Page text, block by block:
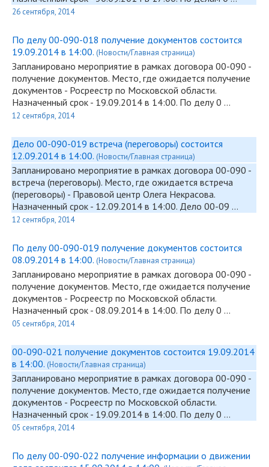
26 сентября, 2014
По делу 00-090-018 получение документов состоится
19.09.2014 в 14:00. (Новости/Главная страница)
Запланировано мероприятие в рамках договора 00-090 -
получение документов. Место, где ожидается получение
документов - Росреестр по Московской области.
Назначенный срок - 19.09.2014 в 14:00. По делу 0 …
12 сентября, 2014
Дело 00-090-019 встреча (переговоры) состоится
12.09.2014 в 14:00. (Новости/Главная страница)
Запланировано мероприятие в рамках договора 00-090 -
встреча (переговоры). Место, где ожидается встреча
(переговоры) - Правовой центр Олега Некрасова.
Назначенный срок - 12.09.2014 в 14:00. Дело 00-09 …
12 сентября, 2014
По делу 00-090-019 получение документов состоится
08.09.2014 в 14:00. (Новости/Главная страница)
Запланировано мероприятие в рамках договора 00-090 -
получение документов. Место, где ожидается получение
документов - Росреестр по Московской области.
Назначенный срок - 08.09.2014 в 14:00. По делу 0 …
05 сентября, 2014
00-090-021 получение документов состоится 19.09.2014
в 14:00. (Новости/Главная страница)
Запланировано мероприятие в рамках договора 00-090 -
получение документов. Место, где ожидается получение
документов - Росреестр по Московской области.
Назначенный срок - 19.09.2014 в 14:00. По делу 0 …
05 сентября, 2014
По делу 00-090-022 получение информации о движении